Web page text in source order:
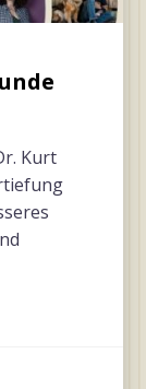
Kurt